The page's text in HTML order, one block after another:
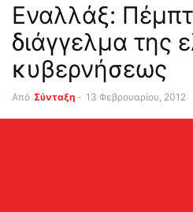
Εναλλάξ:
διάγγελμα της
κυβερνήσεως
Από Σύνταξη - 13 Φεβρουαρίου, 2012